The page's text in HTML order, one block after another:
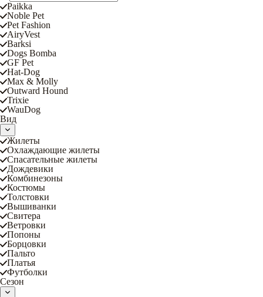
Paikka
Noble Pet
Pet Fashion
AiryVest
Barksi
Dogs Bomba
GF Pet
Hat-Dog
Max & Molly
Outward Hound
Trixie
WauDog
Вид
Жилеты
Охлаждающие жилеты
Спасательные жилеты
Дождевики
Комбинезоны
Костюмы
Толстовки
Вышиванки
Свитера
Ветровки
Попоны
Борцовки
Пальто
Платья
Футболки
Сезон